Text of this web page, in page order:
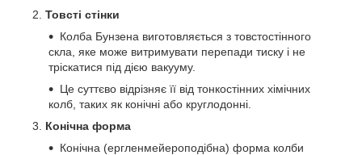
Товсті стінки
Колба Бунзена виготовляється з товстостінного
скла, яке може витримувати перепади тиску і не
тріскатися під дією вакууму.
Це суттєво відрізняє її від тонкостінних хімічних
колб, таких як конічні або круглодонні.
Конічна форма
Конічна (ергленмейероподібна) форма колби